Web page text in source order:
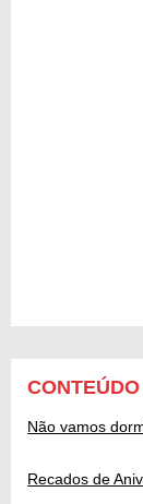
Não vamos
Recados de